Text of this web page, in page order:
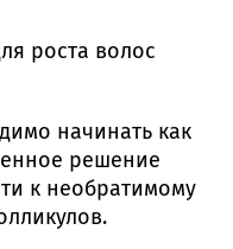
роста волос
начинать как
решение
к необратимому